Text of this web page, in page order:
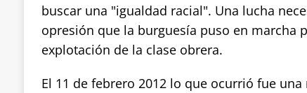
buscar una "igualdad racial". Una lucha
opresión que la burguesía puso en marcha
explotación de la clase obrera.
El 11 de febrero 2012 lo que ocurrió fue